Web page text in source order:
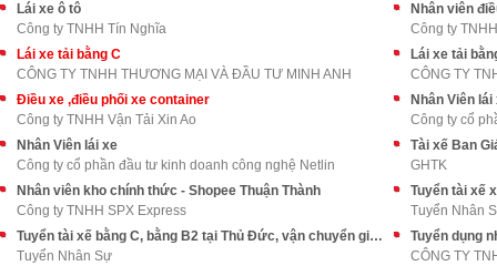
Lái xe ô tô
Công ty TNHH Tín Nghĩa
Nhân viên
Công ty
Lái xe tải bằng C
CÔNG TY TNHH THƯƠNG MẠI VÀ ĐẦU TƯ MINH ANH
Lái xe tải
CÔNG TY
Điều xe ,điều phối xe container
Công ty TNHH Vận Tải Xin Ao
Nhân Viên lái
Công ty cổ
Nhân Viên lái xe
Công ty cổ phần đầu tư kinh doanh công nghệ Netlin
Tài xế Ban
GHTK
Nhân viên kho chính thức - Shopee Thuận Thành
Công ty TNHH SPX Express
Tuyển Nhân
Tuyển tài xế bằng C, bằng B2 tại Thủ Đức, vận chuyển giao hàng
Tuyển Nhân Sự
Tuyển dụng